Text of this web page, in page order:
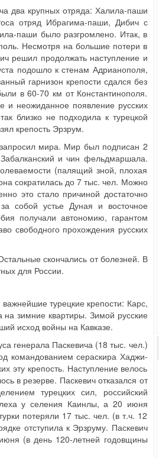
два крупных отряда: Халила-паши
отряд Ибрагима-паши, Дибич с
паши было разгромлено. Итак, в
Несмотря на большие потери в
решил продолжать наступление и
подошло к стенам Адрианополя,
гарнизон крепости сдался без
в 60-70 км от Константинополя.
и неожиданное появление русских
близко не подходила к турецкой
крепость Эрзрум.
мира. Мир был подписан 2
и чин фельдмаршала.
(палящий зной, плохая
сократилась до 7 тыс. чел. Можно
это стало причиной достаточно
собой устье Дуная и восточное
получали автономию, гарантом
свободного прохождения русских
скончались от болезней. В
для России.
турецкие крепости: Карс,
на зимние квартиры. Зимой русские
исход войны на Кавказе.
генерала Паскевича (18 тыс. чел.)
командованием сераскира Хаджи-
эту крепость. Наступление велось
в резерве. Паскевич отказался от
турецких сил, российский
у селения Каинлы, а 20 июня
потеряли 17 тыс. чел. (в т.ч. 12
отступила к Эрзруму. Паскевич
(в день 120-летней годовщины